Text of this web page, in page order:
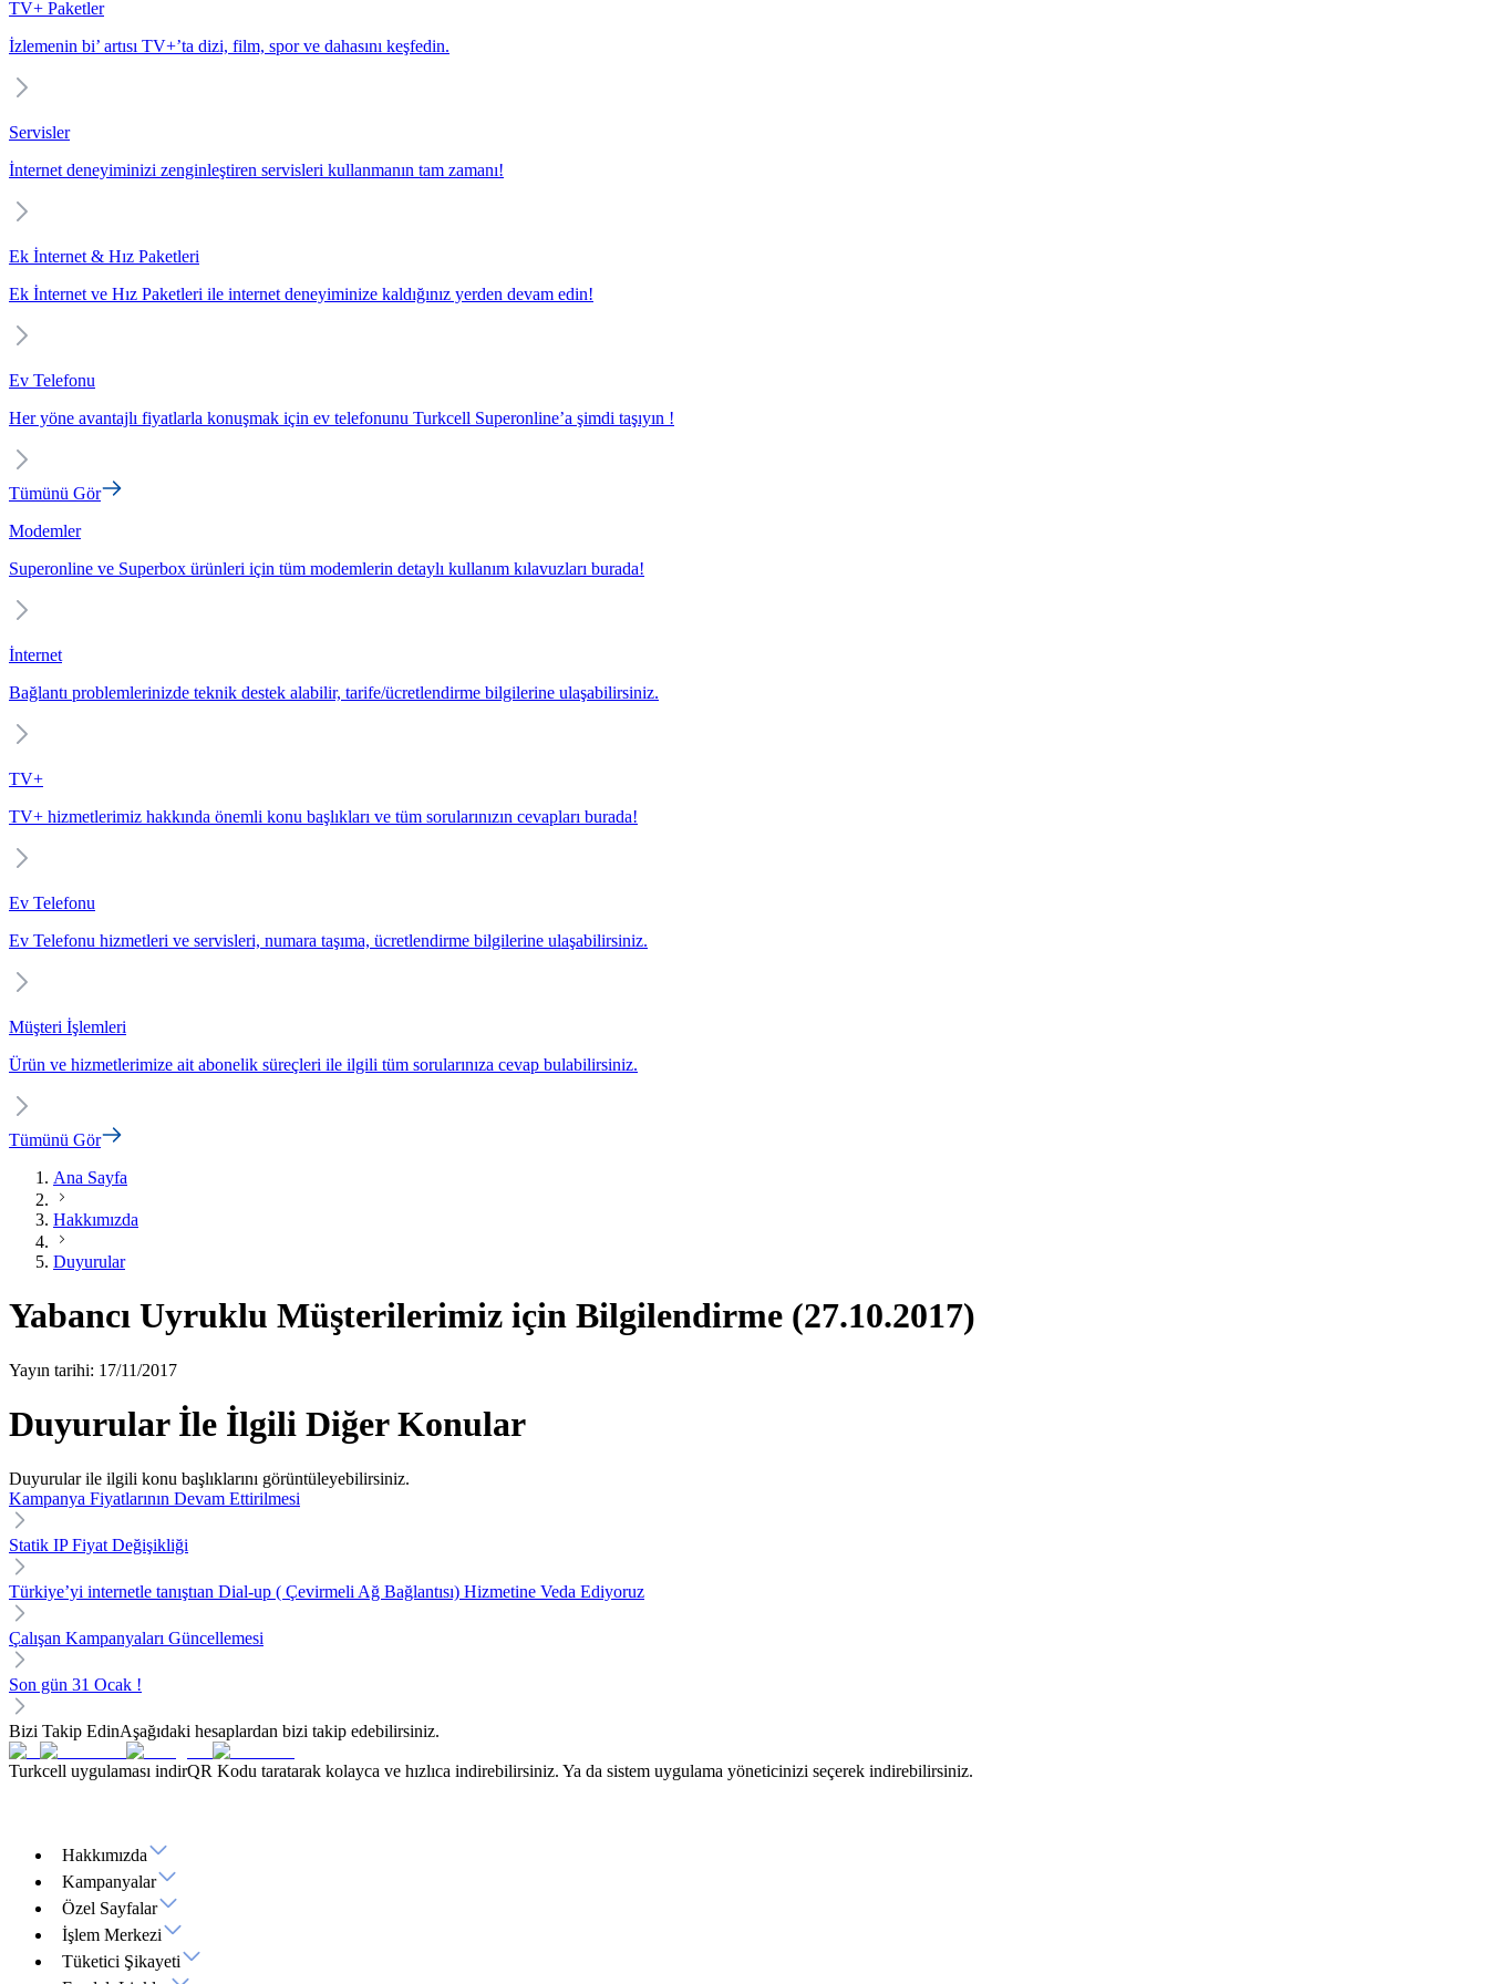
TV+ Paketler
İzlemenin bi’ artısı TV+’ta dizi, film, spor ve dahasını keşfedin.
Servisler
İnternet deneyiminizi zenginleştiren servisleri kullanmanın tam zamanı!
Ek İnternet & Hız Paketleri
Ek İnternet ve Hız Paketleri ile internet deneyiminize kaldığınız yerden devam edin!
Ev Telefonu
Her yöne avantajlı fiyatlarla konuşmak için ev telefonunu Turkcell Superonline’a şimdi taşıyın !
Tümünü Gör
Modemler
Superonline ve Superbox ürünleri için tüm modemlerin detaylı kullanım kılavuzları burada!
İnternet
Bağlantı problemlerinizde teknik destek alabilir, tarife/ücretlendirme bilgilerine ulaşabilirsiniz.
TV+
TV+ hizmetlerimiz hakkında önemli konu başlıkları ve tüm sorularınızın cevapları burada!
Ev Telefonu
Ev Telefonu hizmetleri ve servisleri, numara taşıma, ücretlendirme bilgilerine ulaşabilirsiniz.
Müşteri İşlemleri
Ürün ve hizmetlerimize ait abonelik süreçleri ile ilgili tüm sorularınıza cevap bulabilirsiniz.
Tümünü Gör
Ana Sayfa
Hakkımızda
Duyurular
Yabancı Uyruklu Müşterilerimiz için Bilgilendirme (27.10.2017)
Yayın tarihi: 17/11/2017
Duyurular İle İlgili Diğer Konular
Duyurular ile ilgili konu başlıklarını görüntüleyebilirsiniz.
Kampanya Fiyatlarının Devam Ettirilmesi
Statik IP Fiyat Değişikliği
Türkiye’yi internetle tanıştıan Dial-up ( Çevirmeli Ağ Bağlantısı) Hizmetine Veda Ediyoruz
Çalışan Kampanyaları Güncellemesi
Son gün 31 Ocak !
Bizi Takip EdinAşağıdaki hesaplardan bizi takip edebilirsiniz.
Turkcell uygulaması indirQR Kodu taratarak kolayca ve hızlıca indirebilirsiniz. Ya da sistem uygulama yöneticinizi seçerek indirebilirsiniz.
Hakkımızda
Kampanyalar
Özel Sayfalar
İşlem Merkezi
Tüketici Şikayeti